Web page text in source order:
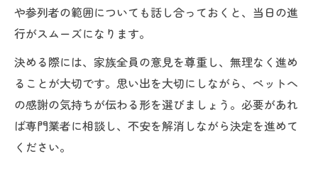
や参列者の範囲についても話し合っておくと、当日の進
行がスムーズになります。
決める際には、家族全員の意見を尊重し、無理なく進め
ることが大切です。思い出を大切にしながら、ペットへ
の感謝の気持ちが伝わる形を選びましょう。必要があれ
ば専門業者に相談し、不安を解消しながら決定を進めて
ください。